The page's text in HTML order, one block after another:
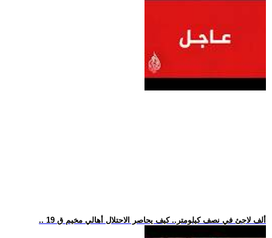
.. 19 ألف لاجئ في نصف كيلومتر.. كيف يحاصر الاحتلال أهالي مخيم ق